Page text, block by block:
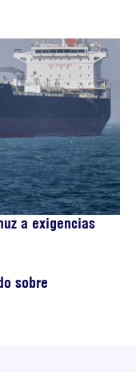
a exigencias
sobre